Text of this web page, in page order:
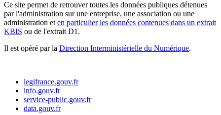
Ce site permet de retrouver toutes les données publiques détenues
par l'administration sur une entreprise, une association ou une
administration et en particulier les données contenues dans un extrait
KBIS ou de l'extrait D1.
Il est opéré par la Direction Interministérielle du Numérique.
legifrance.gouv.fr
info.gouv.fr
service-public.gouv.fr
data.gouv.fr